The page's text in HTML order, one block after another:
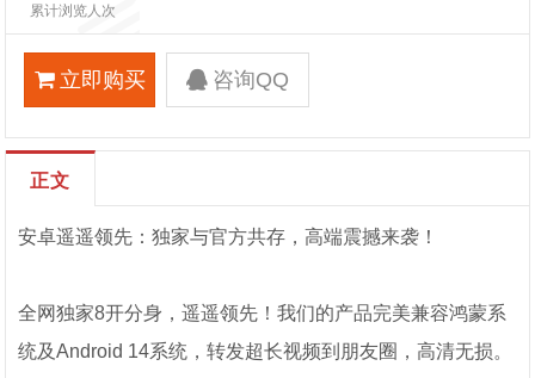
累计浏览人次
立即购买 咨询QQ
正文
安卓遥遥领先：独家与官方共存，高端震撼来袭！
全网独家8开分身，遥遥领先！我们的产品完美兼容鸿蒙系
统及Android 14系统，转发超长视频到朋友圈，高清无损。